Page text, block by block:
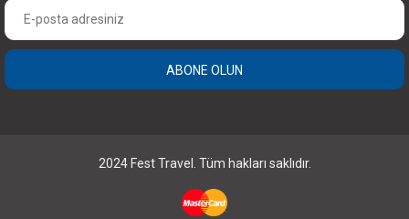
FEST Travel ile Dünyayı Kültürüyle Keşfetmek
ABONE OLUN
2024 Fest Travel. Tüm hakları saklıdır.